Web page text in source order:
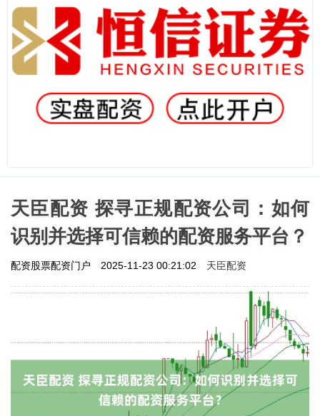
天臣配资 探寻正规配资公司：如何
识别并选择可信赖的配资服务平台？
配资股票配资门户 2025-11-23 00:21:02 天臣配资